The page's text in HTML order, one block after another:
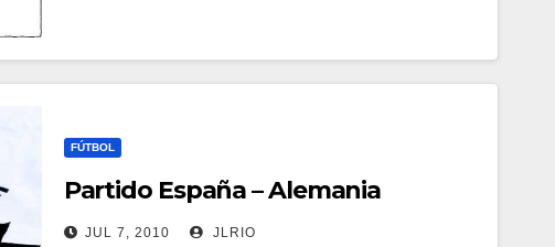
FÚTBOL
Partido España – Alemania
JUL 7, 2010 JLRIO